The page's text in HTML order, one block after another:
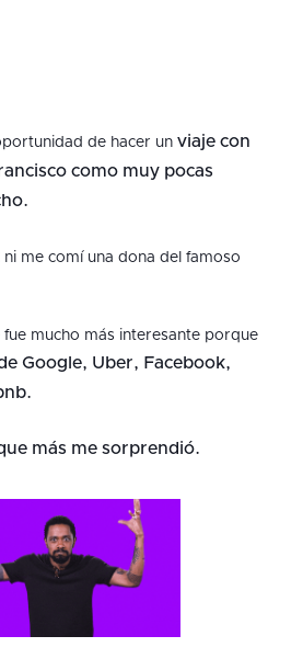
de hacer un viaje con
como muy pocas
ni me comí una dona del famoso
fue mucho más interesante porque
Google, Uber, Facebook,
más me sorprendió.